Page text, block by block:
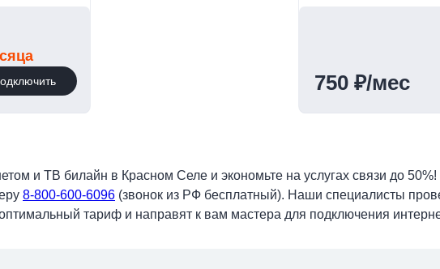
750 ₽/мес
и ТВ билайн в Красном Селе и экономьте на услугах связи до 50%!
8-800-600-6096 (звонок из РФ бесплатный). Наши специалисты
тариф и направят к вам мастера для подключения